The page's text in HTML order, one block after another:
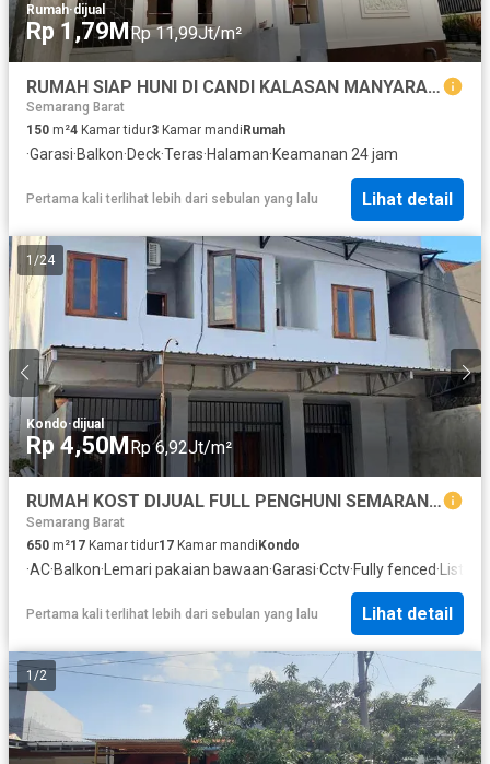
Rumah·dijual
Rp 1,79MRp 11,99Jt/m²
RUMAH SIAP HUNI DI CANDI KALASAN MANYARAN SEMARANG BARAT
Semarang Barat
150 m²4 Kamar tidur3 Kamar mandi Rumah
·Garasi·Balkon·Deck·Teras·Halaman·Keamanan 24 jam
Pertama kali terlihat lebih dari sebulan yang lalu Lihat detail
1/24
Kondo·dijual
Rp 4,50M Rp 6,92Jt/m²
RUMAH KOST DIJUAL FULL PENGHUNI SEMARANG BARAT HARGA NEGO
Semarang Barat
650 m²17 Kamar tidur17 Kamar mandi Kondo
·AC·Balkon· Lemari pakaian bawaan·Garasi·Cctv·Fully fenced· Listrik
Pertama kali terlihat lebih dari sebulan yang lalu Lihat detail
1 /2